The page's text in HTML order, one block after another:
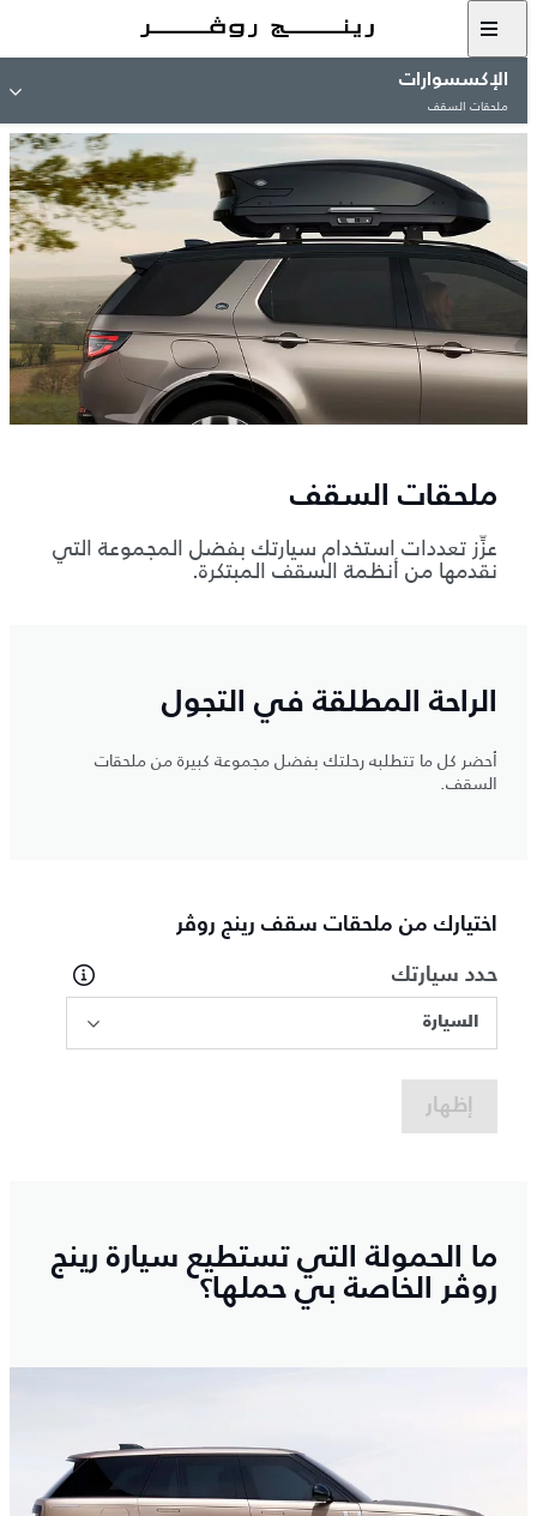
الإكسسوارات
ملحقات السقف
ملحقات السقف
عزِّز تعددات استخدام سيارتك بفضل المجموعة التي
نقدمها من أنظمة السقف المبتكرة.
الراحة المطلقة في التجول
أحضر كل ما تتطلبه رحلتك بفضل مجموعة كبيرة من ملحقات
السقف.
اختيارك من ملحقات سقف رينج روڤر
حدد سيارتك
السيارة
إظهار
ما الحمولة التي تستطيع سيارة رينج
روڤر الخاصة بي حملها؟